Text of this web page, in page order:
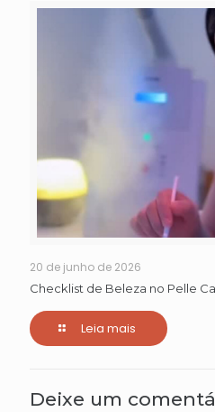
20 de junho de 2026
Checklist de Beleza no Pelle
Leia mais
Deixe um